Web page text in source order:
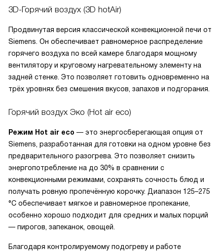
3D-Горячий воздух (3D hotAir)
Продвинутая версия классической конвекционной печи от
Siemens. Он обеспечивает равномерное распределение
горячего воздуха по всей камере благодаря мощному
вентилятору и круговому нагревательному элементу на
задней стенке. Это позволяет готовить одновременно на
трёх уровнях без смешения вкусов, запахов и подгорания.
Горячий воздух Эко (Hot air eco)
Режим Hot air eco — это энергосберегающая опция от
Siemens, разработанная для готовки на одном уровне без
предварительного разогрева. Это позволяет снизить
энергопотребление на до 30% в сравнении с
конвекционными режимами, сохранять сочность блюд и
получать ровную пропечённую корочку. Диапазон 125–275
°C обеспечивает мягкое и равномерное пропекание,
особенно хорошо подходит для средних и малых порций
— пирогов, запеканок, овощей.
Благодаря контролируемому подогреву и работе